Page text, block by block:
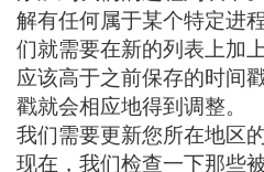
解有任何属于某个特定进
们就需要在新的列表上加
应该高于之前保存的时间
戳就会相应地得到调整。
我们需要更新您所在地区
现在，我们检查一下那些